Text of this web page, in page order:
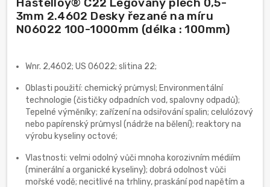
Hastelloy® C22 Legovaný plech 0,5-
3mm 2.4602 Desky řezané na míru
N06022 100-1000mm (délka : 100mm)
Wnr. 2,4602; US 06022; slitina 22;
Oblasti použití: chemický průmysl; Environmentální
technologie (čističky odpadních vod, spalovny odpadů);
Tepelné výměníky; zařízení na odsiřování spalin; celulózový
nebo papírenský průmysl (nádrže na bělení); reaktory na
výrobu kyseliny octové;
Vlastnosti: velmi odolný vůči mnoha korozivním médiím
(minerální a organické kyseliny); dobrá odolnost vůči
mořské vodě; necitlivé na trhliny, praskání pod napětím a